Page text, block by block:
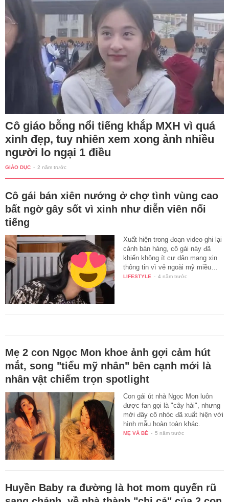
Cô giáo bỗng nổi tiếng khắp MXH vì quá
xinh đẹp, tuy nhiên xem xong ảnh nhiều
người lo ngại 1 điều
GIÁO DỤC - 2 năm trước
Cô gái bán xiên nướng ở chợ tình vùng cao
bất ngờ gây sốt vì xinh như diễn viên nổi
tiếng
Xuất hiện trong đoạn video ghi lại
cảnh bán hàng, cô gái này đã
khiến không ít cư dân mạng xin
thông tin vì vẻ ngoài mỹ miều…
LIFESTYLE - 4 năm trước
Mẹ 2 con Ngọc Mon khoe ảnh gợi cảm hút
mắt, song "tiểu mỹ nhân" bên cạnh mới là
nhân vật chiếm trọn spotlight
Con gái út nhà Ngọc Mon luôn
được fan gọi là "cây hài", nhưng
mới đây cô nhóc đã xuất hiện với
hình mẫu hoàn toàn khác.
MẸ VÀ BÉ - 5 năm trước
Huyền Baby ra đường là hot mom quyến rũ